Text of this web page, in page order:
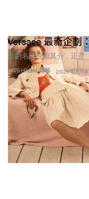
FASHION 時裝
Versace 最新企劃
企劃名稱恰如其分，正是
2026年5月8